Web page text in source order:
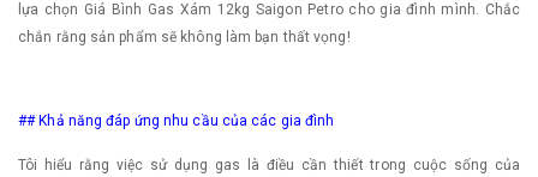
lựa chọn Giá Bình Gas Xám 12kg Saigon Petro cho gia đình mình. Chắc
chắn rằng sản phẩm sẽ không làm bạn thất vọng!
## Khả năng đáp ứng nhu cầu của các gia đình
Tôi hiểu rằng việc sử dụng gas là điều cần thiết trong cuộc sống của